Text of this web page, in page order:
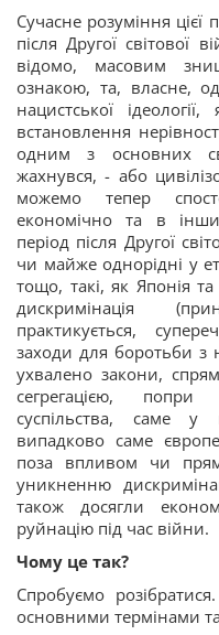
Сучасне розуміння
після Другої світової
відомо, масовим
ознакою, та, власне,
нацистської
встановлення
одним з основних
жахнувся, - або
можемо тепер
економічно та в
період після Другої
чи майже однорідні у
тощо, такі, як Японія
дискримінація
практикується,
заходи для боротьби
ухвалено закони,
сегрегацією,
суспільства, саме
випадково саме
поза впливом чи
уникненню
також досягли
руйнацію під час війни.
Чому це так?
Спробуємо
основними термінами